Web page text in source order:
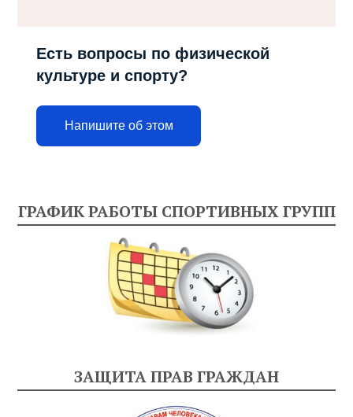
Есть вопросы по физической
культуре и спорту?
Напишите об этом
ГРАФИК РАБОТЫ СПОРТИВНЫХ ГРУПП
ЗАЩИТА ПРАВ ГРАЖДАН